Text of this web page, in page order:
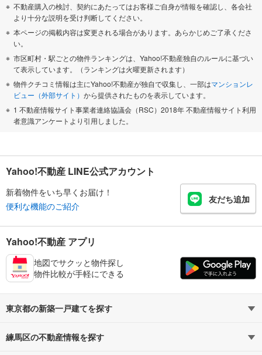
不動産購入の検討、契約にあたってはお客様ご自身が情報を確認し、各会社
より十分な説明を受け判断してください。
本ページの掲載内容は変更される場合があります。あらかじめご了承くださ
い。
市区町村・駅ごとの物件ランキングは、Yahoo!不動産独自のルールに基づい
て表示しています。（ランキングは火曜更新されます）
物件クチコミ情報は主にYahoo!不動産が独自で収集し、一部はマンションレ
ビュー（外部サイト） から提供されたものを表示しています。
1 不動産情報サイト事業者連絡協議会（RSC）2018年 不動産情報サイト利用
者意識アンケートより引用しました。
Yahoo!不動産 LINE公式アカウント
新着物件をいち早くお届け！
便利な機能のご紹介
友だち追加
Yahoo!不動産 アプリ
地図でサクッと物件探し
物件比較が手軽にできる
東京都の新築一戸建てを探す
路線・駅から探す
練馬区の不動産情報を探す